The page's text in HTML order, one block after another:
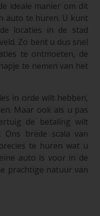
ideale manier om dit
auto te huren. U kunt
locaties in de stad
Zo bent u dus snel
te ontmoeten, de
te nemen van het
in orde wilt hebben,
Maar ook als u pas
de betaling wilt
brede scala van
te huren wat u
auto is voor in de
prachtige natuur van